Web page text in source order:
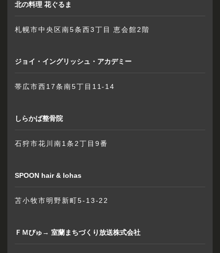
北の料理 花ぐるま
札幌市中央区南5条西3丁目 恵会館2階
ジョイ・イングリッシュ・アカデミー
帯広市西17条南5丁目11-14
しらかば整骨院
石狩市花川南1条2丁目9番
SPOON hair & lohas
苫小牧市明野新町5-13-22
ＦＭびゅ→ 室蘭まちづくり放送株式会社